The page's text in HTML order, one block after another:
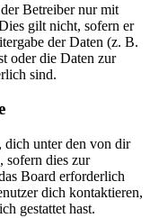
Betreiber nur mit
gilt nicht, sofern er
der Daten (z. B.
oder die Daten zur
sind.
dich unter den von dir
sofern dies zur
Board erforderlich
dich kontaktieren,
gestattet hast.